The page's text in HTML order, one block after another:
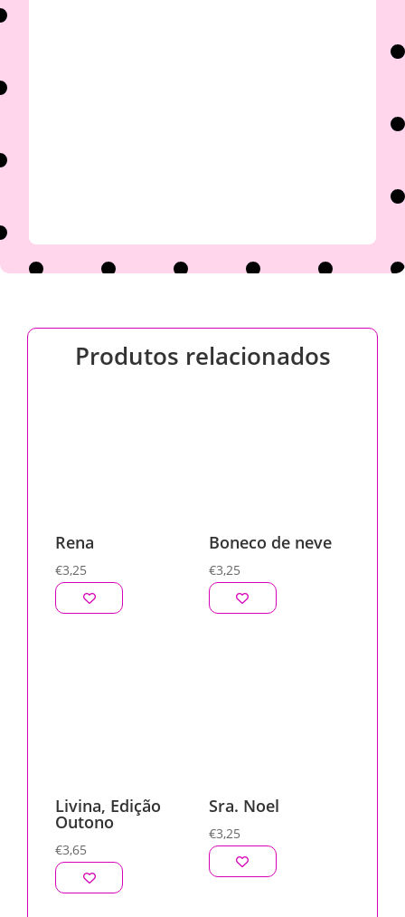
Produtos relacionados
Rena
€3,25
Boneco de neve
€3,25
Livina, Edição
Outono
€3,65
Sra. Noel
€3,25